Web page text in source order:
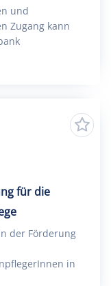
und
Zugang kann
für die
der Förderung
in